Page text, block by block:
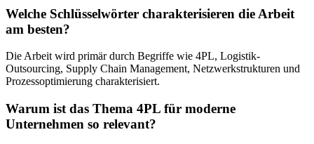
Welche Schlüsselwörter charakterisieren die Arbeit
am besten?
Die Arbeit wird primär durch Begriffe wie 4PL, Logistik-
Outsourcing, Supply Chain Management, Netzwerkstrukturen und
Prozessoptimierung charakterisiert.
Warum ist das Thema 4PL für moderne
Unternehmen so relevant?